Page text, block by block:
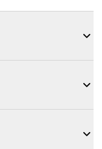


